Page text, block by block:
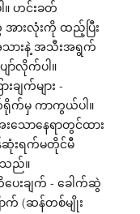
။ ဟင်းခတ်
ားလုံးကို ထည့်ပြီး
ားနဲ့ အသီးအရွက်
ာ်လိုက်ပါ။
ချက်များ -
ရိုက်မှ ကာကွယ်ပါ။
းသောနေရာတွင်ထား
ဆုံးရက်မတိုင်မီ
သည်။
းချက် - ခေါက်ဆွဲ
ာက် (ဆန်တစ်မျိုး